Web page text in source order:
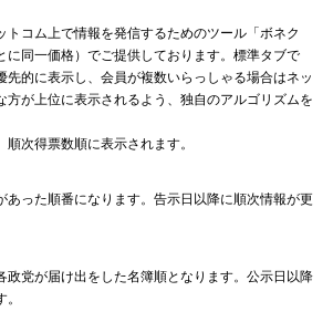
トコム上で情報を発信するためのツール「ボネク
に同一価格）でご提供しております。標準タブで
先的に表示し、会員が複数いらっしゃる場合はネッ
方が上位に表示されるよう、独自のアルゴリズムを
次得票数順に表示されます。
あった順番になります。告示日以降に順次情報が更
政党が届け出をした名簿順となります。公示日以降